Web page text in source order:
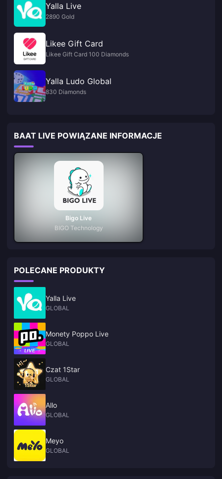
Yalla Live
2890 Gold
Likee Gift Card
Likee Gift Card 100 Diamonds
Yalla Ludo Global
830 Diamonds
BAAT LIVE POWIĄZANE INFORMACJE
Bigo Live
BIGO Technology
POLECANE PRODUKTY
Yalla Live
GLOBAL
Monety Poppo Live
GLOBAL
Czat 1Star
GLOBAL
Allo
GLOBAL
Meyo
GLOBAL